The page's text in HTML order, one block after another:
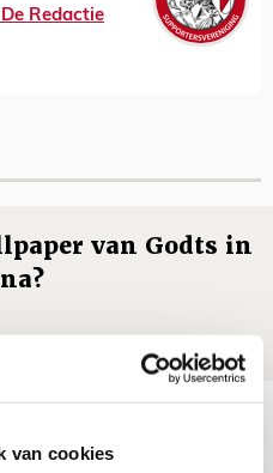
van cookies
Redactie
van Godts in
speciaal’